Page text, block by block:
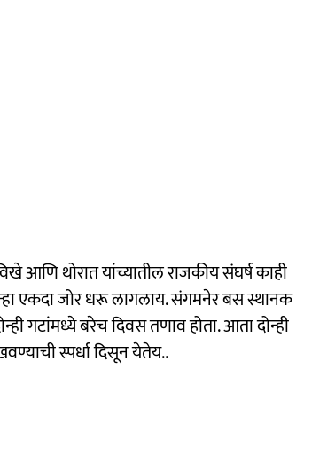
आणि थोरात यांच्यातील राजकीय संघर्ष काही
एकदा जोर धरू लागलाय. संगमनेर बस स्थानक
गटांमध्ये बरेच दिवस तणाव होता. आता दोन्ही
स्पर्धा दिसून येतेय..